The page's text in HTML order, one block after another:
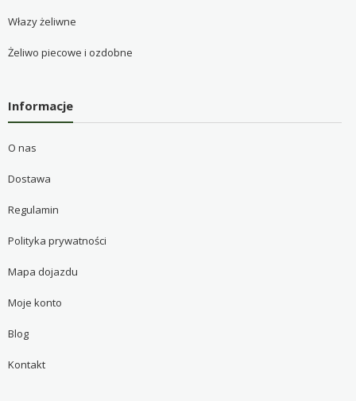
Włazy żeliwne
Żeliwo piecowe i ozdobne
Informacje
O nas
Dostawa
Regulamin
Polityka prywatności
Mapa dojazdu
Moje konto
Blog
Kontakt